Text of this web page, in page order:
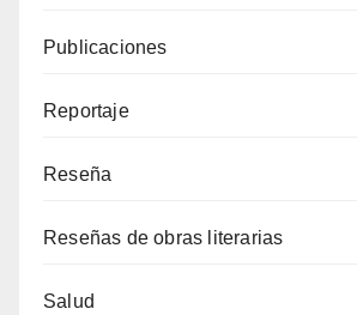
Publicaciones
Reportaje
Reseña
Reseñas de obras literarias
Salud